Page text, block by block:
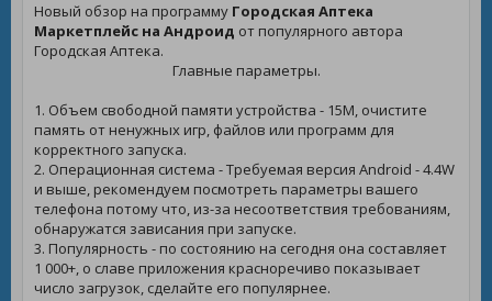
Новый обзор на программу Городская Аптека
Маркетплейс на Андроид от популярного автора
Городская Аптека.
Главные параметры.
1. Объем свободной памяти устройства - 15M, очистите
память от ненужных игр, файлов или программ для
корректного запуска.
2. Операционная система - Требуемая версия Android - 4.4W
и выше, рекомендуем посмотреть параметры вашего
телефона потому что, из-за несоответствия требованиям,
обнаружатся зависания при запуске.
3. Популярность - по состоянию на сегодня она составляет
1 000+, о славе приложения красноречиво показывает
число загрузок, сделайте его популярнее.